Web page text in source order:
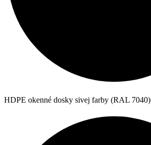
HDPE okenné dosky sivej farby (RAL 7040)